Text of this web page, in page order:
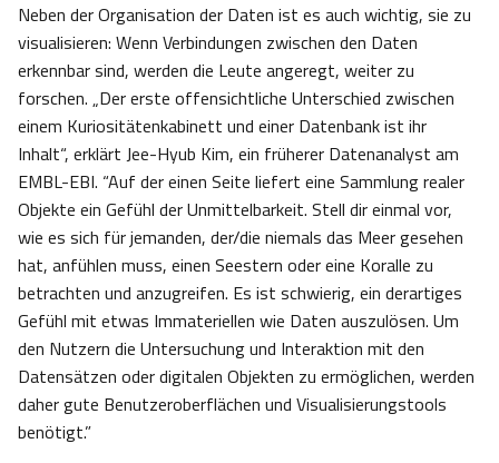
Neben der Organisation der Daten ist es auch wichtig, sie zu
visualisieren: Wenn Verbindungen zwischen den Daten
erkennbar sind, werden die Leute angeregt, weiter zu
forschen. „Der erste offensichtliche Unterschied zwischen
einem Kuriositätenkabinett und einer Datenbank ist ihr
Inhalt“, erklärt Jee-Hyub Kim, ein früherer Datenanalyst am
EMBL-EBI. “Auf der einen Seite liefert eine Sammlung realer
Objekte ein Gefühl der Unmittelbarkeit. Stell dir einmal vor,
wie es sich für jemanden, der/die niemals das Meer gesehen
hat, anfühlen muss, einen Seestern oder eine Koralle zu
betrachten und anzugreifen. Es ist schwierig, ein derartiges
Gefühl mit etwas Immateriellen wie Daten auszulösen. Um
den Nutzern die Untersuchung und Interaktion mit den
Datensätzen oder digitalen Objekten zu ermöglichen, werden
daher gute Benutzeroberflächen und Visualisierungstools
benötigt.”